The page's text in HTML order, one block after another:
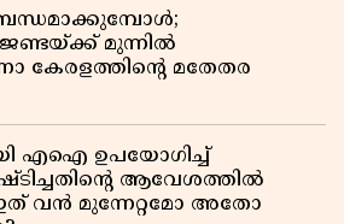
മുന്നിൽ
കേരളത്തിന്റെ മതേതര
എഐ ഉപയോഗിച്ച്
ആവേശത്തിൽ
വൻ മുന്നേറ്റമോ അതോ